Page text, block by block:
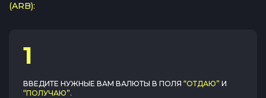
(ARB):
1
ВВЕДИТЕ НУЖНЫЕ ВАМ ВАЛЮТЫ В ПОЛЯ “ОТДАЮ” И
“ПОЛУЧАЮ”.